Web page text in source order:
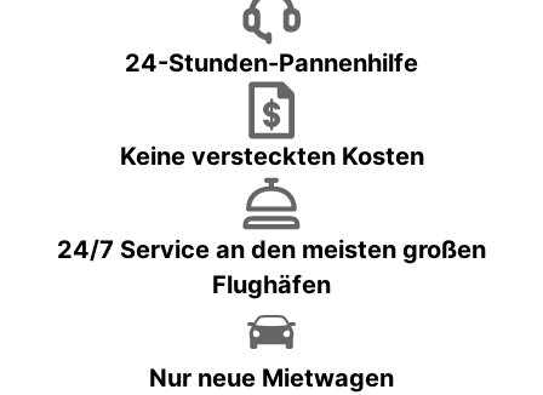
24-Stunden-Pannenhilfe
Keine versteckten Kosten
24/7 Service an den meisten großen
Flughäfen
Nur neue Mietwagen